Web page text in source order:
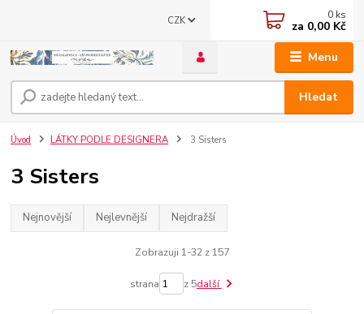
Menu
CZK
Hledat
0 ks
za 0,00 Kč
Úvod LÁTKY PODLE DESIGNERA 3 Sisters
3 Sisters
Nejnovější Nejlevnější Nejdražší
Zobrazuji 1-32 z 157
strana z 5další